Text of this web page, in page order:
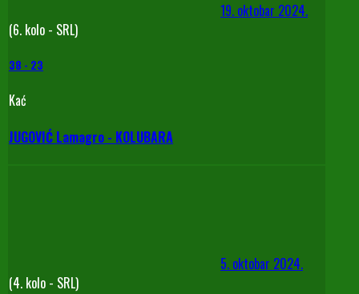
19. oktobar 2024.
(6. kolo - SRL)
38 - 23
Kać
JUGOVIĆ Lamagro - KOLUBARA
5. oktobar 2024.
(4. kolo - SRL)